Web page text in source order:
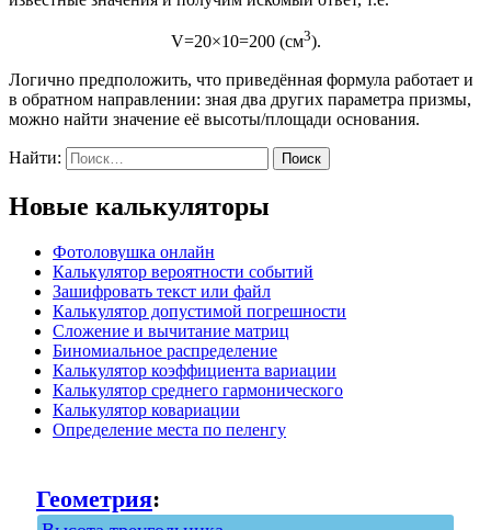
V=20×10=200 (см3).
Логично предположить, что приведённая формула работает и
в обратном направлении: зная два других параметра призмы,
можно найти значение её высоты/площади основания.
Найти:
Новые калькуляторы
Фотоловушка онлайн
Калькулятор вероятности событий
Зашифровать текст или файл
Калькулятор допустимой погрешности
Сложение и вычитание матриц
Биномиальное распределение
Калькулятор коэффициента вариации
Калькулятор среднего гармонического
Калькулятор ковариации
Определение места по пеленгу
Геометрия: